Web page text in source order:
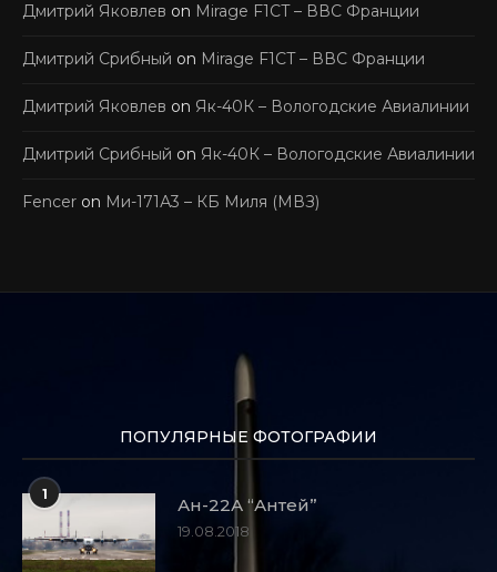
Дмитрий Яковлев on Mirage F1CT – ВВС Франции
Дмитрий Срибный on Mirage F1CT – ВВС Франции
Дмитрий Яковлев on Як-40К – Вологодские Авиалинии
Дмитрий Срибный on Як-40К – Вологодские Авиалинии
Fencer on Ми-171А3 – КБ Миля (МВЗ)
ПОПУЛЯРНЫЕ ФОТОГРАФИИ
1
Ан-22А “Антей”
19.08.2018